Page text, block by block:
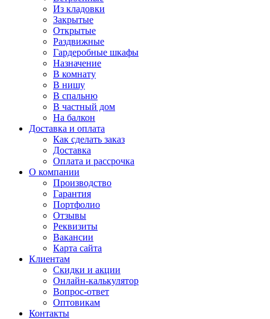
Из кладовки
Закрытые
Открытые
Раздвижные
Гардеробные шкафы
Назначение
В комнату
В нишу
В спальню
В частный дом
На балкон
Доставка и оплата
Как сделать заказ
Доставка
Оплата и рассрочка
О компании
Производство
Гарантия
Портфолио
Отзывы
Реквизиты
Вакансии
Карта сайта
Клиентам
Скидки и акции
Онлайн-калькулятор
Вопрос-ответ
Оптовикам
Контакты